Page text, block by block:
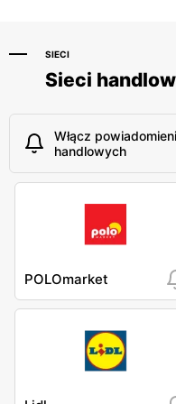
SIECI
Sieci
Włącz
handlowych
POLOmarket